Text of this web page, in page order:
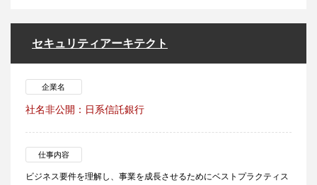
セキュリティアーキテクト
企業名
社名非公開：日系信託銀行
仕事内容
ビジネス要件を理解し、事業を成長させるためにベストプラクティス